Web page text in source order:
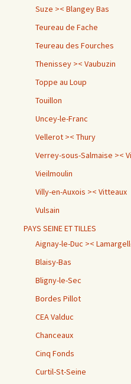
Suze >< Blangey Bas
Teureau de Fache
Teureau des Fourches
Thenissey >< Vaubuzin
Toppe au Loup
Touillon
Uncey-le-Franc
Vellerot >< Thury
Verrey-sous-Salmaise ><
Vieilmoulin
Villy-en-Auxois >< Vitteaux
Vulsain
PAYS SEINE ET TILLES
Aignay-le-Duc ><
Blaisy-Bas
Bligny-le-Sec
Bordes Pillot
CEA Valduc
Chanceaux
Cinq Fonds
Curtil-St-Seine